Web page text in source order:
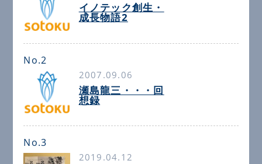
イノテック創生・
成長物語2
No.2
2007.09.06
瀬島龍三・・・回
想録
No.3
2019.04.12